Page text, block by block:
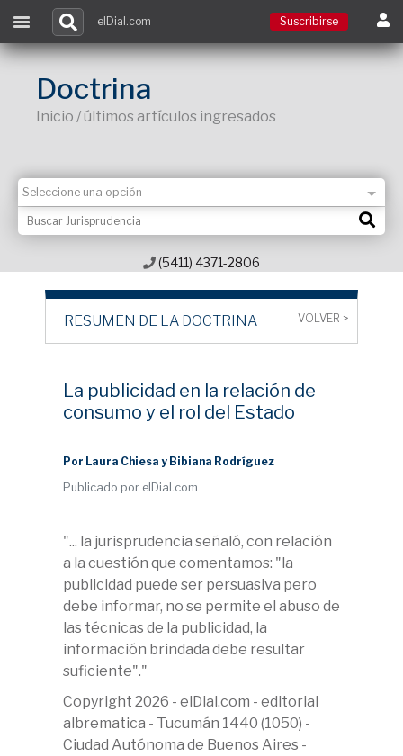
Contacto
elDial.com Suscribirse
Doctrina
Inicio / últimos artículos ingresados
(5411) 4371-2806
RESUMEN DE LA DOCTRINA VOLVER >
La publicidad en la relación de
consumo y el rol del Estado
Por Laura Chiesa y Bibiana Rodríguez
Publicado por elDial.com
"... la jurisprudencia señaló, con relación
a la cuestión que comentamos: "la
publicidad puede ser persuasiva pero
debe informar, no se permite el abuso de
las técnicas de la publicidad, la
información brindada debe resultar
suficiente"."
Copyright 2026 - elDial.com - editorial
albrematica - Tucumán 1440 (1050) -
Ciudad Autónoma de Buenos Aires -